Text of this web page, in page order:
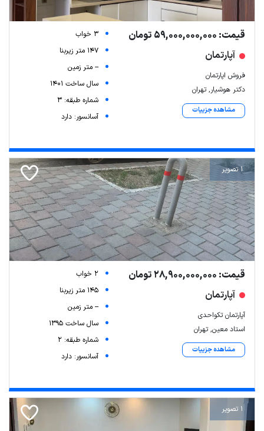
قیمت: 59,000,000,000 تومان
آپارتمان
فروش اپارتمان
دکتر هوشیار, تهران
مشاهده جزییات
3 خواب
147 متر زیربنا
-- متر زمین
سال ساخت 1401
شماره طبقه: 3
آسانسور: دارد
1 تصویر
قیمت: 28,900,000,000 تومان
آپارتمان
آپارتمان تکواحدی
استاد معین, تهران
مشاهده جزییات
2 خواب
145 متر زیربنا
-- متر زمین
سال ساخت 1395
شماره طبقه: 2
آسانسور: دارد
1 تصویر